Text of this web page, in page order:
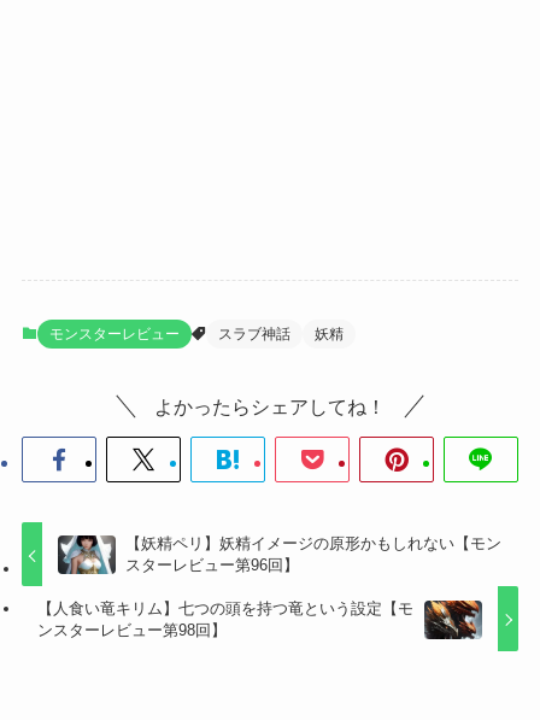
モンスターレビュー スラブ神話 妖精
よかったらシェアしてね！
【妖精ペリ】妖精イメージの原形かもしれない【モン
スターレビュー第96回】
【人食い竜キリム】七つの頭を持つ竜という設定【モ
ンスターレビュー第98回】